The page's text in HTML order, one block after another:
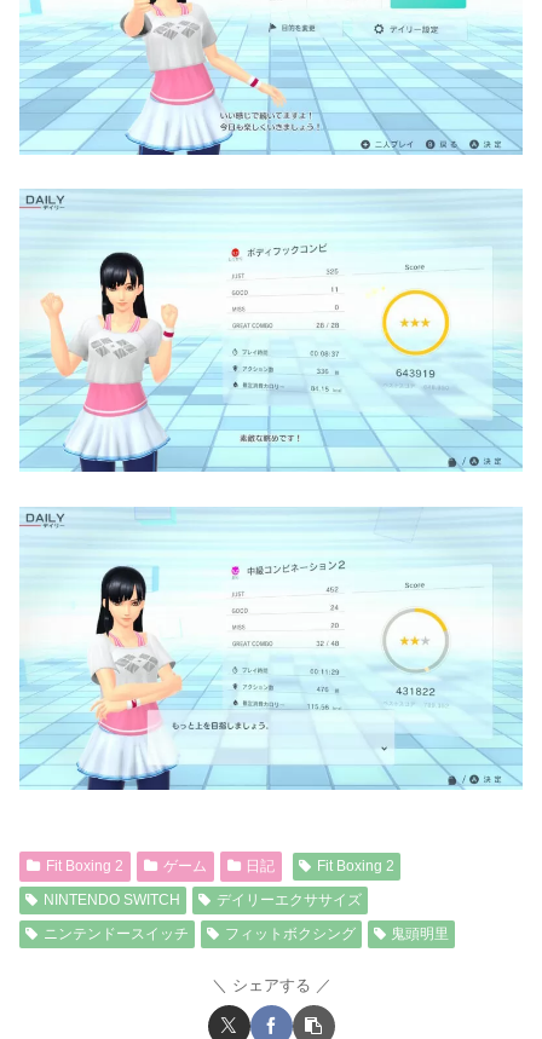
Fit Boxing 2 ゲーム 日記
Fit Boxing 2
NINTENDO SWITCH
デイリーエクササイズ
ニンテンドースイッチ
フィットボクシング 鬼頭明里
シェアする